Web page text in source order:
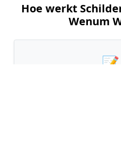
Hoe werkt
Wenum
📝